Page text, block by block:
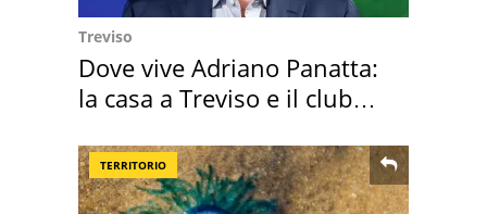
Treviso
Dove vive Adriano Panatta:
la casa a Treviso e il club
TERRITORIO